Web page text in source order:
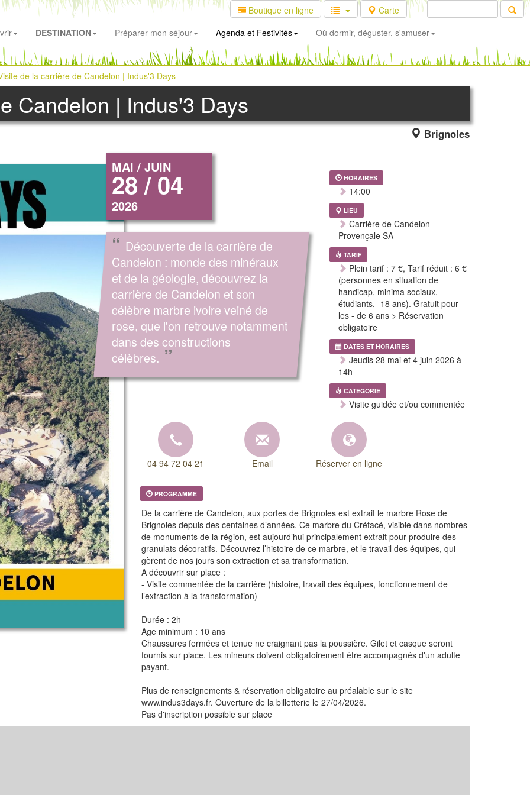
Boutique en ligne
Carte
DESTINATION Préparer mon séjour Agenda et Festivités Où dormir, déguster, s'amuser
de la carrière de Candelon | Indus'3 Days
Candelon | Indus'3 Days
Brignoles
MAI / JUIN
28 / 04
2026
“ Découverte de la carrière de
Candelon : monde des minéraux
et de la géologie, découvrez la
carrière de Candelon et son
célèbre marbre ivoire veiné de
rose, que l'on retrouve notamment
dans des constructions
célèbres. ”
HORAIRES
14:00
LIEU
Carrière de Candelon -
Provençale SA
TARIF
Plein tarif : 7 €, Tarif réduit : 6 €
(personnes en situation de
handicap, minima sociaux,
étudiants, -18 ans). Gratuit pour
les - de 6 ans > Réservation
obligatoire
DATES ET HORAIRES
Jeudis 28 mai et 4 juin 2026 à
14h
CATEGORIE
Visite guidée et/ou commentée
04 94 72 04 21 Email Réserver en ligne
PROGRAMME
De la carrière de Candelon, aux portes de Brignoles est extrait le marbre Rose de
Brignoles depuis des centaines d’années. Ce marbre du Crétacé, visible dans nombres
de monuments de la région, est aujourd’hui principalement extrait pour produire des
granulats décoratifs. Découvrez l’histoire de ce marbre, et le travail des équipes, qui
gèrent de nos jours son extraction et sa transformation.
A découvrir sur place :
- Visite commentée de la carrière (histoire, travail des équipes, fonctionnement de
l’extraction à la transformation)
Durée : 2h
Age minimum : 10 ans
Chaussures fermées et tenue ne craignant pas la poussière. Gilet et casque seront
fournis sur place. Les mineurs doivent obligatoirement être accompagnés d'un adulte
payant.
Plus de renseignements & réservation obligatoire au préalable sur le site
www.indus3days.fr. Ouverture de la billetterie le 27/04/2026.
Pas d'inscription possible sur place